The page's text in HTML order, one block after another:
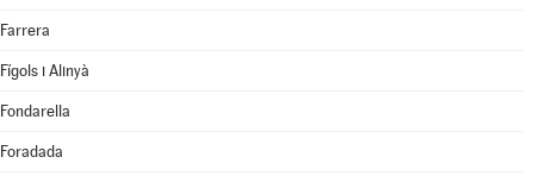
Farrera
Fígols i Alinyà
Fondarella
Foradada